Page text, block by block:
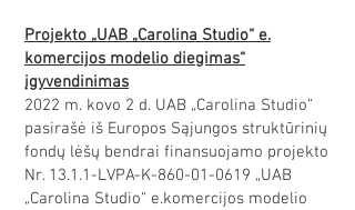
Projekto „UAB „Carolina Studio“ e.
komercijos modelio diegimas“
įgyvendinimas
2022 m. kovo 2 d. UAB „Carolina Studio“
pasirašė iš Europos Sąjungos struktūrinių
fondų lėšų bendrai finansuojamo projekto
Nr. 13.1.1-LVPA-K-860-01-0619 „UAB
„Carolina Studio“ e.komercijos modelio